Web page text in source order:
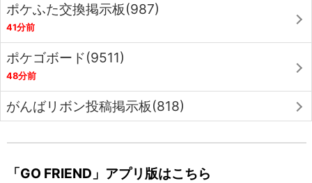
ポケふた交換掲示板(987)
41分前
ポケゴボード(9511)
48分前
がんばリボン投稿掲示板(818)
「GO FRIEND」アプリ版はこちら